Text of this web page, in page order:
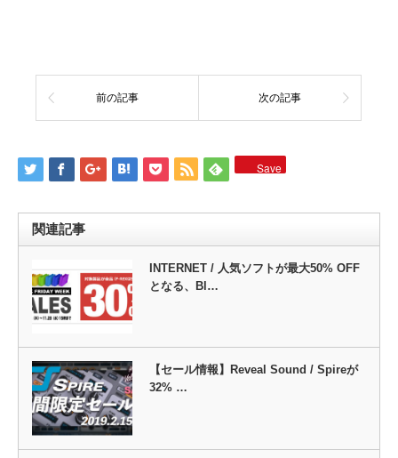
前の記事 次の記事
Save
関連記事
INTERNET / 人気ソフトが最大50% OFF
となる、Bl…
【セール情報】Reveal Sound / Spireが
32% …